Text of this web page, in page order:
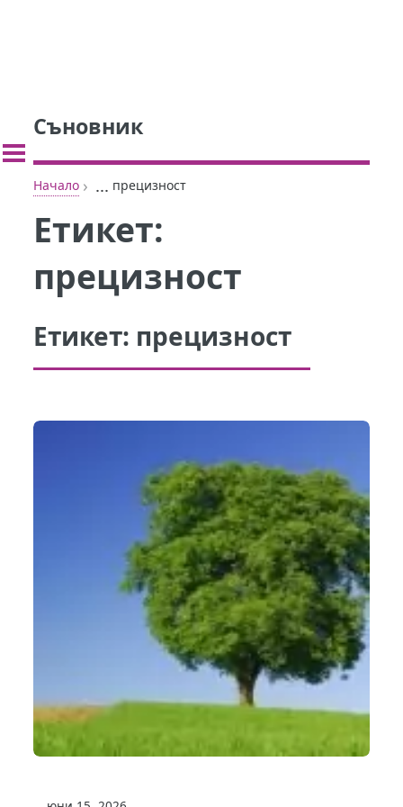
Съновник
Начало › ... прецизност
Етикет:
прецизност
Етикет: прецизност